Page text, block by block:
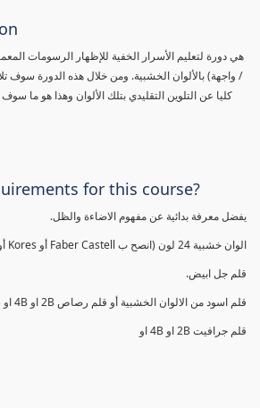
هي دورة لتعليم الأسرار الخفية للإظهار الرسومات
/ واجهة) بالألوان الخشبية. ومن خلال هذه الدورة سوف
كليا عن التلوين التقليدي بتلك الألوان وهذا هو ما
for this course?
يفضل معرفة بدائية عن مفهوم الاضاءة والظل.
الوان خشبية 24 لون (انصح ب Faber Castell أو Kores أو أي نوع جيد أخر).
قلم جل ابيض.
قلم اسود من الالوان الخشبية أو قلم رصاص 2B او 4B او 6B.
قلم جرافيت 2B او 4B او